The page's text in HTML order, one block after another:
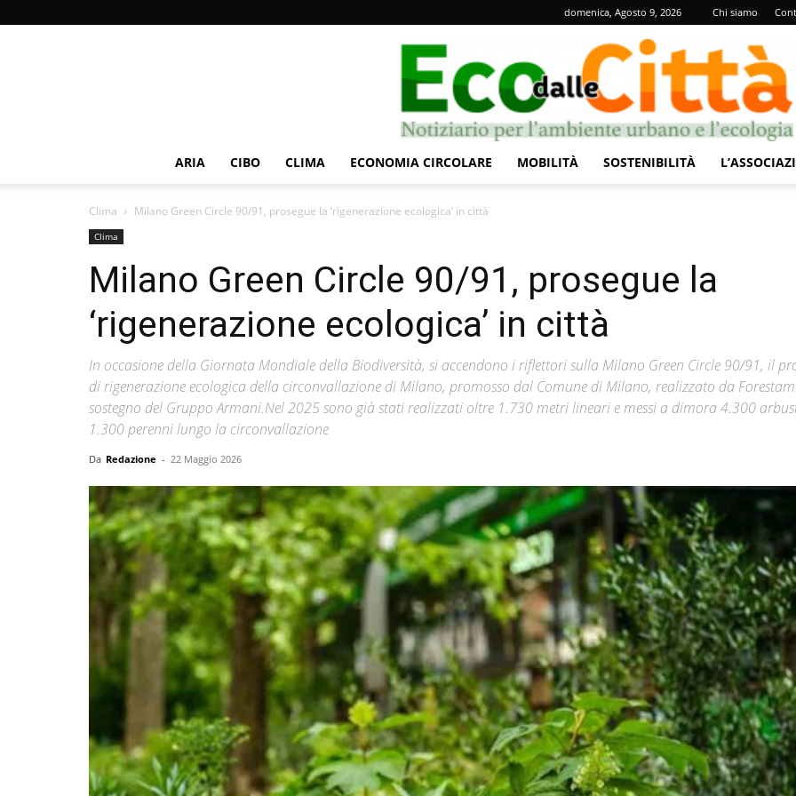
domenica, Agosto 9, 2026 Chi siamo
dalle
ARIA CIBO CLIMA ECONOMIA CIRCOLARE MOBILITÀ SOSTENIBILITÀ
Clima Milano Green Circle 90/91, prosegue la ‘rigenerazione ecologica’ in città
Clima
Milano Green Circle 90/91, prosegue la
‘rigenerazione ecologica’ in città
In occasione della Giornata Mondiale della Biodiversità, si accendono i riflettori sulla Milano Green Circle 90/91, il
di rigenerazione ecologica della circonvallazione di Milano, promosso dal Comune di Milano, realizzato da
sostegno del Gruppo Armani.Nel 2025 sono già stati realizzati oltre 1.730 metri lineari e messi a dimora 4.300
1.300 perenni lungo la circonvallazione
Da Redazione - 22 Maggio 2026